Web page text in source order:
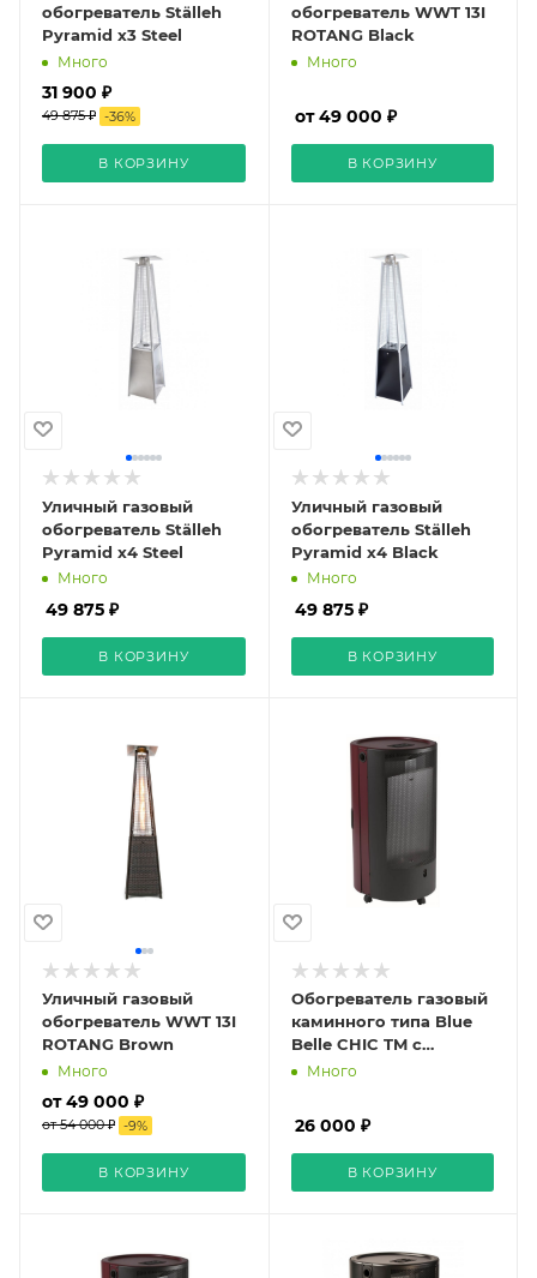
обогреватель Ställeh
Pyramid x3 Steel
Много
31 900 ₽
49 875 ₽ -36%
В КОРЗИНУ
обогреватель WWT 13I
ROTANG Black
Много
от 49 000 ₽
В КОРЗИНУ
Уличный газовый
обогреватель Ställeh
Pyramid x4 Steel
Много
49 875 ₽
В КОРЗИНУ
Уличный газовый
обогреватель Ställeh
Pyramid x4 Black
Много
49 875 ₽
В КОРЗИНУ
Уличный газовый
обогреватель WWT 13I
ROTANG Brown
Много
от 49 000 ₽
от 54 000 ₽ -9%
В КОРЗИНУ
Обогреватель газовый
каминного типа Blue
Belle CHIC TM с
моделирующим
Много
26 000 ₽
В КОРЗИНУ